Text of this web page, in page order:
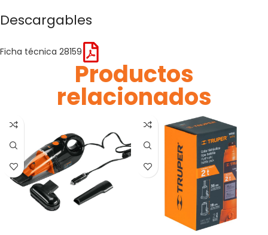
Descargables
Ficha técnica 28159
Productos
relacionados